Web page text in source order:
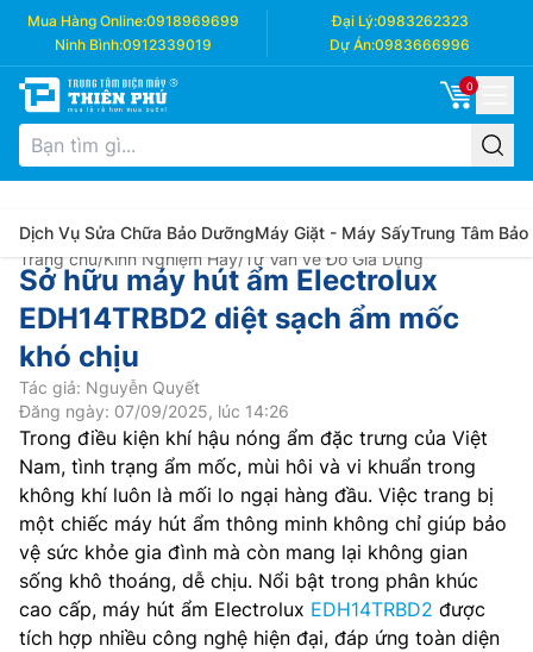
Mua Hàng Online:0918969699 Đại Lý:0983262323
Ninh Bình:0912339019 Dự Án:0983666996
0
Dịch Vụ Sửa Chữa Bảo DưỡngMáy Giặt - Máy SấyTrung Tâm Bảo
Trang chủ/Kinh Nghiệm Hay/Tư Vấn về Đồ Gia Dụng
Sở hữu máy hút ẩm Electrolux
EDH14TRBD2 diệt sạch ẩm mốc
khó chịu
Tác giả: Nguyễn Quyết
Đăng ngày: 07/09/2025, lúc 14:26
Trong điều kiện khí hậu nóng ẩm đặc trưng của Việt
Nam, tình trạng ẩm mốc, mùi hôi và vi khuẩn trong
không khí luôn là mối lo ngại hàng đầu. Việc trang bị
một chiếc máy hút ẩm thông minh không chỉ giúp bảo
vệ sức khỏe gia đình mà còn mang lại không gian
sống khô thoáng, dễ chịu. Nổi bật trong phân khúc
cao cấp, máy hút ẩm Electrolux EDH14TRBD2 được
tích hợp nhiều công nghệ hiện đại, đáp ứng toàn diện